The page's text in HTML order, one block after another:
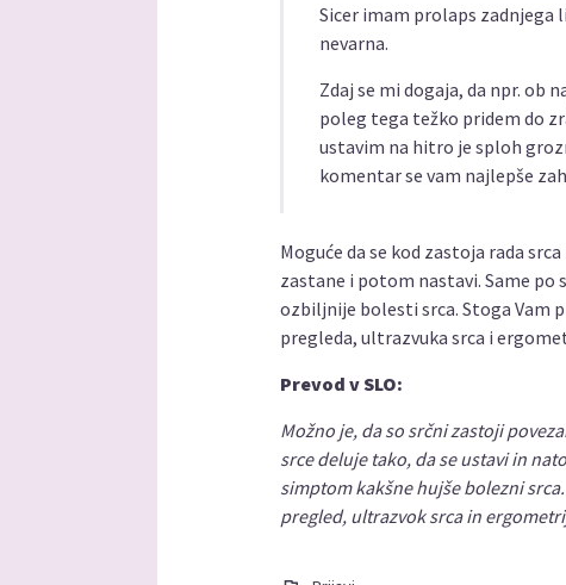
Sicer imam prolaps zadnjega
nevarna.
Zdaj se mi dogaja, da npr. ob
poleg tega težko pridem do
ustavim na hitro je sploh
komentar se vam najlepše
Moguće da se kod zastoja rada
zastane i potom nastavi. Same
ozbiljnije bolesti srca. Stoga Vam
pregleda, ultrazvuka srca i
Prevod v SLO:
Možno je, da so srčni zastoji
srce deluje tako, da se ustavi in
simptom kakšne hujše bolezni
pregled, ultrazvok srca in